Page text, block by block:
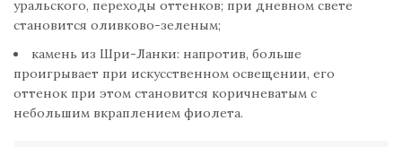
уральского, переходы оттенков; при дневном свете
становится оливково-зеленым;
камень из Шри-Ланки: напротив, больше
проигрывает при искусственном освещении, его
оттенок при этом становится коричневатым с
небольшим вкраплением фиолета.